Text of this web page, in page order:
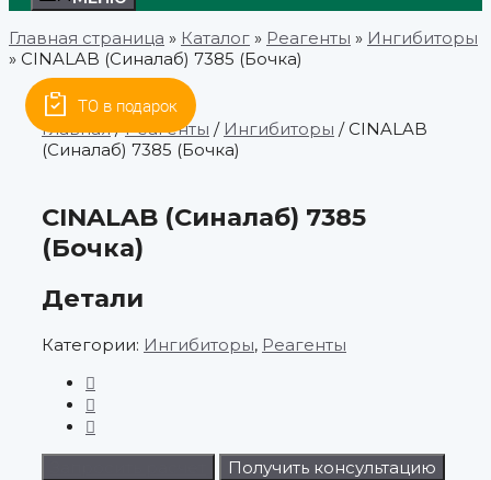
Главная страница » Каталог » Реагенты » Ингибиторы
» CINALAB (Синалаб) 7385 (Бочка)
Главная/Реагенты / Ингибиторы / CINALAB
(Синалаб) 7385 (Бочка)
CINALAB (Синалаб) 7385
(Бочка)
Детали
Категории: Ингибиторы, Реагенты
Получить консультацию
ТО в подарок